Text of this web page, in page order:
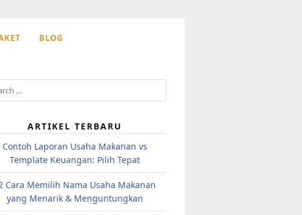
BLOG
ARTIKEL TERBARU
Contoh Laporan Usaha Makanan vs
Template Keuangan: Pilih Tepat
Cara Memilih Nama Usaha Makanan
yang Menarik & Menguntungkan